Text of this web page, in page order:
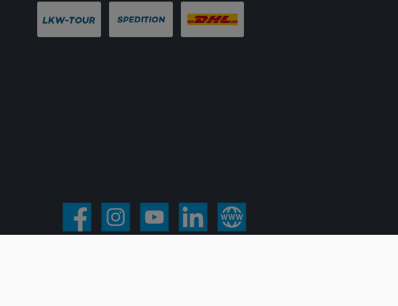
FacebookInstagramYouTube LinkedIn Website